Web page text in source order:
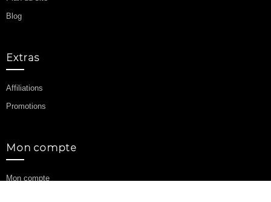
Blog
Extras
Affiliations
Promotions
Mon compte
Mon compte